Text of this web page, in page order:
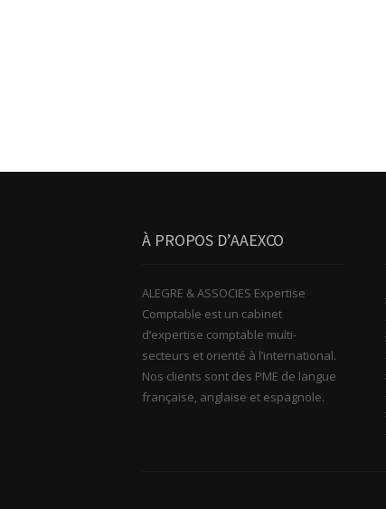
À PROPOS D’AAEXCO
ALEGRE & ASSOCIES Expertise
Comptable est un cabinet
d’expertise comptable multi-
secteurs et orienté à l’international.
Nos clients sont des PME de langue
française, anglaise et espagnole.